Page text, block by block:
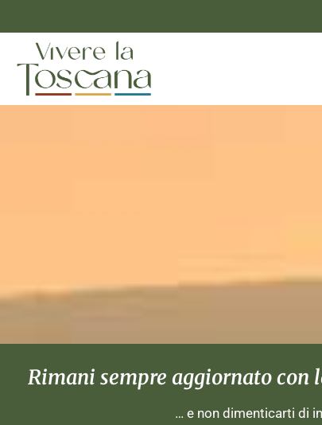
Rimani sempre aggiornato con
… e non dimenticarti di